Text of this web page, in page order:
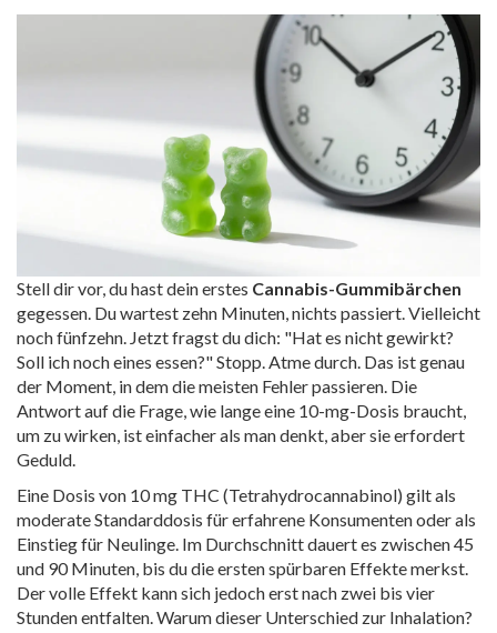
Stell dir vor, du hast dein erstes Cannabis-Gummibärchen
gegessen. Du wartest zehn Minuten, nichts passiert. Vielleicht
noch fünfzehn. Jetzt fragst du dich: "Hat es nicht gewirkt?
Soll ich noch eines essen?" Stopp. Atme durch. Das ist genau
der Moment, in dem die meisten Fehler passieren. Die
Antwort auf die Frage, wie lange eine 10-mg-Dosis braucht,
um zu wirken, ist einfacher als man denkt, aber sie erfordert
Geduld.
Eine Dosis von 10 mg THC (Tetrahydrocannabinol) gilt als
moderate Standarddosis für erfahrene Konsumenten oder als
Einstieg für Neulinge. Im Durchschnitt dauert es zwischen 45
und 90 Minuten, bis du die ersten spürbaren Effekte merkst.
Der volle Effekt kann sich jedoch erst nach zwei bis vier
Stunden entfalten. Warum dieser Unterschied zur Inhalation?